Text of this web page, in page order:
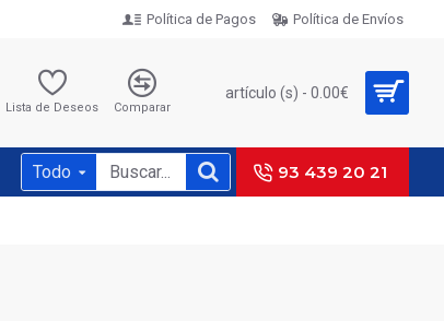
Política de Pagos Política de Envíos
Lista de Deseos Comparar
artículo (s) - 0.00€
Todo 93 439 20 21